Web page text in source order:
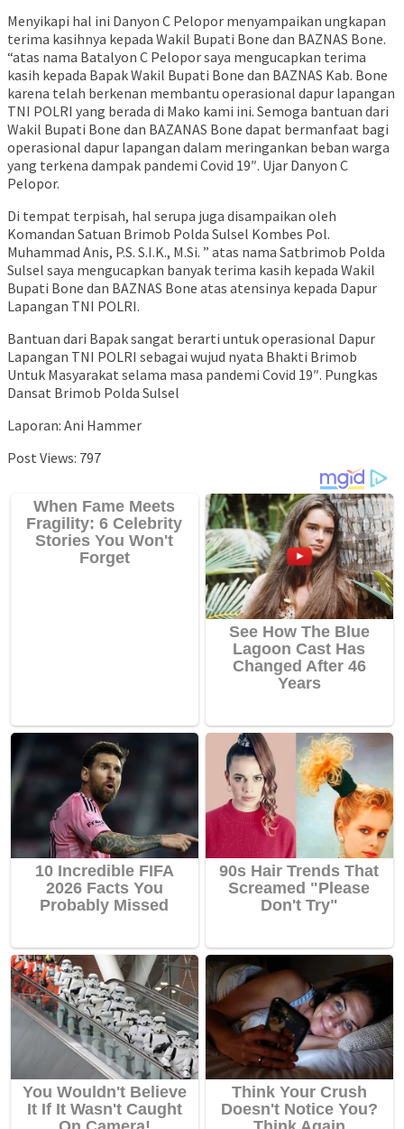
Menyikapi hal ini Danyon C Pelopor menyampaikan ungkapan
terima kasihnya kepada Wakil Bupati Bone dan BAZNAS Bone.
“atas nama Batalyon C Pelopor saya mengucapkan terima
kasih kepada Bapak Wakil Bupati Bone dan BAZNAS Kab. Bone
karena telah berkenan membantu operasional dapur lapangan
TNI POLRI yang berada di Mako kami ini. Semoga bantuan dari
Wakil Bupati Bone dan BAZANAS Bone dapat bermanfaat bagi
operasional dapur lapangan dalam meringankan beban warga
yang terkena dampak pandemi Covid 19″. Ujar Danyon C
Pelopor.
Di tempat terpisah, hal serupa juga disampaikan oleh
Komandan Satuan Brimob Polda Sulsel Kombes Pol.
Muhammad Anis, P.S. S.I.K., M.Si. ” atas nama Satbrimob Polda
Sulsel saya mengucapkan banyak terima kasih kepada Wakil
Bupati Bone dan BAZNAS Bone atas atensinya kepada Dapur
Lapangan TNI POLRI.
Bantuan dari Bapak sangat berarti untuk operasional Dapur
Lapangan TNI POLRI sebagai wujud nyata Bhakti Brimob
Untuk Masyarakat selama masa pandemi Covid 19″. Pungkas
Dansat Brimob Polda Sulsel
Laporan: Ani Hammer
Post Views: 797